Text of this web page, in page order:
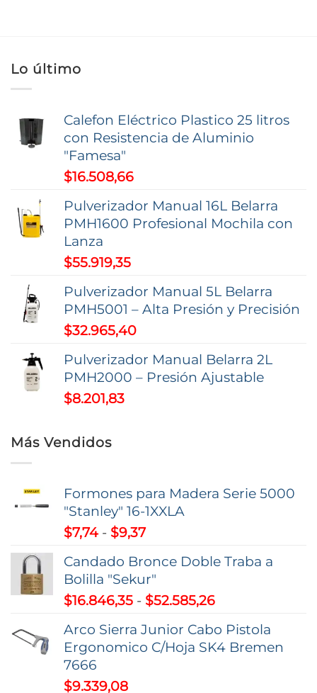
opciones
se
elegir
en
producto
Lo último
Calefon Eléctrico Plastico 25 litros
con Resistencia de Aluminio
"Famesa"
$16.508,66
Pulverizador Manual 16L Belarra
PMH1600 Profesional Mochila con
Lanza
$55.919,35
Pulverizador Manual 5L Belarra
PMH5001 – Alta Presión y Precisión
$32.965,40
Pulverizador Manual Belarra 2L
PMH2000 – Presión Ajustable
$8.201,83
Más Vendidos
Formones para Madera Serie 5000
"Stanley" 16-1XXLA
$7,74 - $9,37Rango
precios:
desde
$7,74
hasta
$9,37
Candado Bronce Doble Traba a
Bolilla "Sekur"
$16.846,35 - $52.585,26Rango
precios:
desde
Arco Sierra Junior Cabo Pistola
Ergonomico C/Hoja SK4 Bremen
7666
$9.339,08